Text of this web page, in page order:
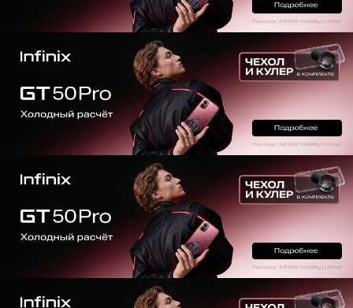
РЕКЛАМА:mobiltelefon.ru@gmail.com
© 2006-2026 mt.today \ mobiltelefon.ru. Все права
защищены. Использование материалов с сайта
разрешено при указании ссылки на данный ресурс.